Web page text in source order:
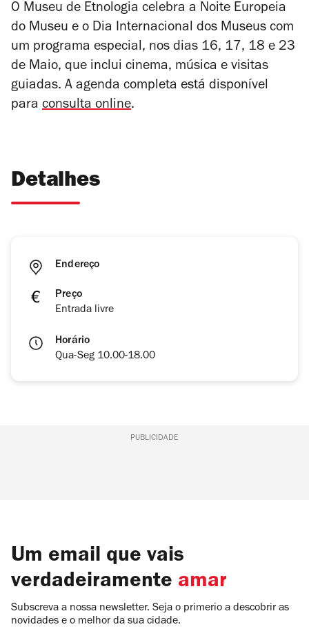
O Museu de Etnologia celebra a Noite Europeia
do Museu e o Dia Internacional dos Museus com
um programa especial, nos dias 16, 17, 18 e 23
de Maio, que inclui cinema, música e visitas
guiadas. A agenda completa está disponível
para consulta online.
Detalhes
Endereço
Preço
Entrada livre
Horário
Qua-Seg 10.00-18.00
PUBLICIDADE
Um email que vais
verdadeiramente amar
Subscreva a nossa newsletter. Seja o primerio a descobrir as
novidades e o melhor da sua cidade.